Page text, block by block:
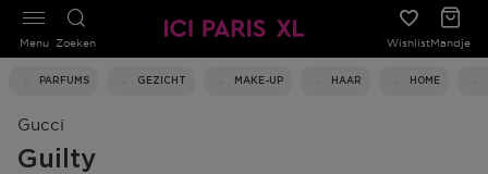
Zoeken WishlistMandje
PARFUMS GEZICHT MAKE-UP HAAR HOME
Menu
Gucci
Guilty